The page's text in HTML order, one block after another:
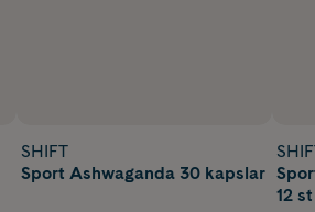
SHIFT
Sport Ashwaganda 30 kapslar
12 st